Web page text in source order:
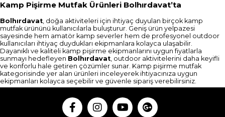
Kamp Pişirme Mutfak Ürünleri Bolhırdavat’ta
Bolhırdavat, doğa aktiviteleri için ihtiyaç duyulan birçok kamp
mutfak ürününü kullanıcılarla buluşturur. Geniş ürün yelpazesi
sayesinde hem amatör kamp severler hem de profesyonel outdoor
kullanıcıları ihtiyaç duydukları ekipmanlara kolayca ulaşabilir.
Dayanıklı ve kaliteli kamp pişirme ekipmanlarını uygun fiyatlarla
sunmayı hedefleyen Bolhırdavat, outdoor aktivitelerini daha keyifli
ve konforlu hale getiren çözümler sunar. Kamp pişirme mutfak
kategorisinde yer alan ürünleri inceleyerek ihtiyacınıza uygun
ekipmanları kolayca seçebilir ve güvenle sipariş verebilirsiniz.